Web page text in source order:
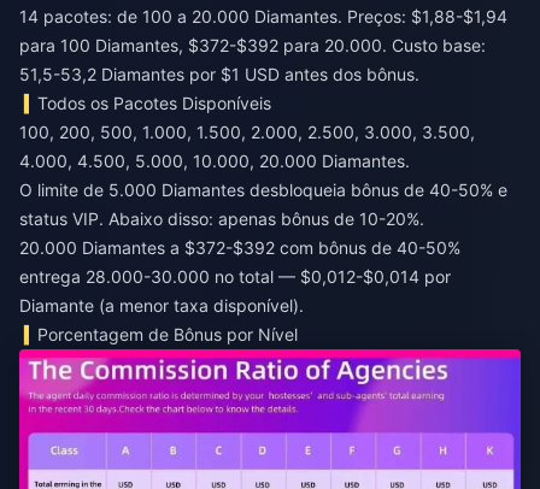
14 pacotes: de 100 a 20.000 Diamantes. Preços: $1,88-$1,94
para 100 Diamantes, $372-$392 para 20.000. Custo base:
51,5-53,2 Diamantes por $1 USD antes dos bônus.
Todos os Pacotes Disponíveis
100, 200, 500, 1.000, 1.500, 2.000, 2.500, 3.000, 3.500,
4.000, 4.500, 5.000, 10.000, 20.000 Diamantes.
O limite de 5.000 Diamantes desbloqueia bônus de 40-50% e
status VIP. Abaixo disso: apenas bônus de 10-20%.
20.000 Diamantes a $372-$392 com bônus de 40-50%
entrega 28.000-30.000 no total — $0,012-$0,014 por
Diamante (a menor taxa disponível).
Porcentagem de Bônus por Nível